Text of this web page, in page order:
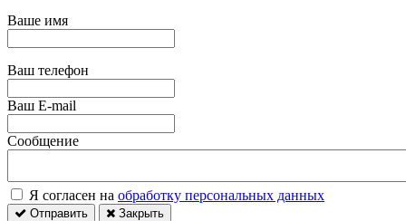
Ваше имя
Ваш телефон
Ваш E-mail
Сообщение
Я согласен на обработку персональных данных
Отправить Закрыть